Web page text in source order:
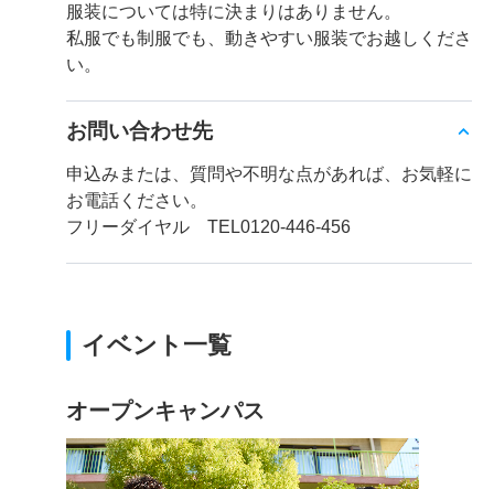
服装については特に決まりはありません。
私服でも制服でも、動きやすい服装でお越しくださ
い。
お問い合わせ先
申込みまたは、質問や不明な点があれば、お気軽に
お電話ください。
フリーダイヤル TEL0120-446-456
イベント一覧
オープンキャンパス